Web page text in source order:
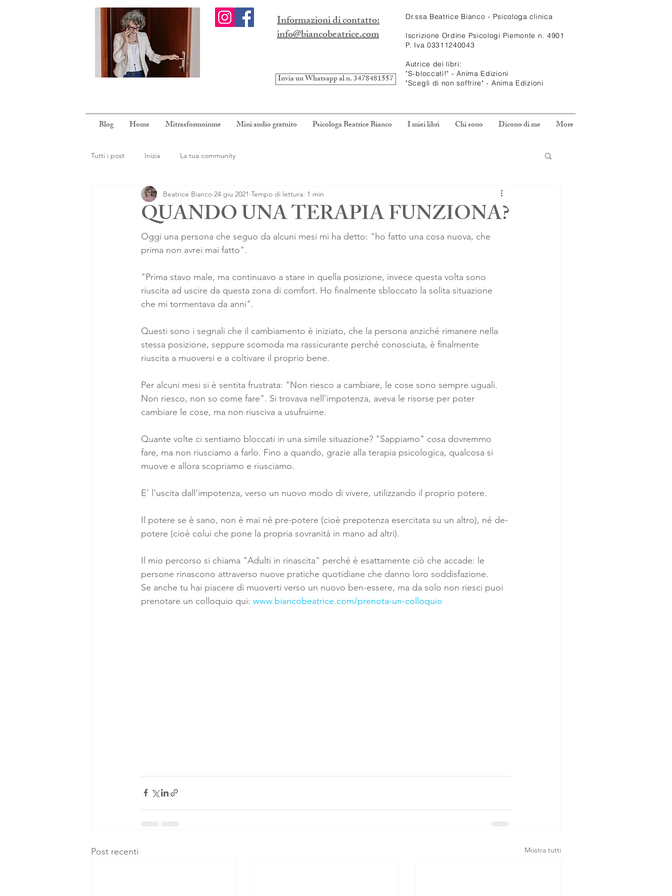
Informazioni di contatto:
info@biancobeatrice.com
Invia un Whatsapp al n. 3478481557
Dr.ssa Beatrice Bianco - Psicologa clinica
Iscrizione Ordine Psicologi Piemonte n. 4901
P. Iva 03311240043
Autrice dei libri:
"S-bloccati!" - Anima Edizioni
"Scegli di non soffrire" - Anima Edizioni
Blog Home Mitrasformoinme Mini audio gratuito Psicologa Beatrice Bianco I miei libri Chi sono Dicono di me More
Tutti i post Inizia La tua community
QUANDO UNA TERAPIA FUNZIONA?
Beatrice Bianco 24 giu 2021 Tempo di lettura: 1 min
Oggi una persona che seguo da alcuni mesi mi ha detto: "ho fatto una cosa nuova, che
prima non avrei mai fatto".
"Prima stavo male, ma continuavo a stare in quella posizione, invece questa volta sono
riuscita ad uscire da questa zona di comfort. Ho finalmente sbloccato la solita situazione
che mi tormentava da anni".
Questi sono i segnali che il cambiamento è iniziato, che la persona anziché rimanere nella
stessa posizione, seppure scomoda ma rassicurante perché conosciuta, è finalmente
riuscita a muoversi e a coltivare il proprio bene.
Per alcuni mesi si è sentita frustrata: "Non riesco a cambiare, le cose sono sempre uguali.
Non riesco, non so come fare". Si trovava nell'impotenza, aveva le risorse per poter
cambiare le cose, ma non riusciva a usufruirne.
Quante volte ci sentiamo bloccati in una simile situazione? "Sappiamo" cosa dovremmo
fare, ma non riusciamo a farlo. Fino a quando, grazie alla terapia psicologica, qualcosa si
muove e allora scopriamo e riusciamo.
E' l'uscita dall'impotenza, verso un nuovo modo di vivere, utilizzando il proprio potere.
Il potere se è sano, non è mai né pre-potere (cioè prepotenza esercitata su un altro), né de-
potere (cioè colui che pone la propria sovranità in mano ad altri).
Il mio percorso si chiama "Adulti in rinascita" perché è esattamente ciò che accade: le
persone rinascono attraverso nuove pratiche quotidiane che danno loro soddisfazione.
Se anche tu hai piacere di muoverti verso un nuovo ben-essere, ma da solo non riesci puoi
prenotare un colloquio qui: www.biancobeatrice.com/prenota-un-colloquio
Post recenti Mostra tutti